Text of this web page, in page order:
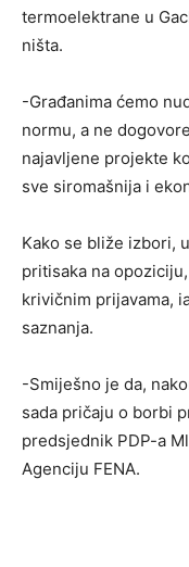
termoelektrane u
ništa.
-Građanima ćemo
normu, a ne
najavljene projekte
sve siromašnija i
Kako se bliže izbori,
pritisaka na
krivičnim prijavama,
saznanja.
-Smiješno je da,
sada pričaju o borbi
predsjednik PDP-a
Agenciju FENA.